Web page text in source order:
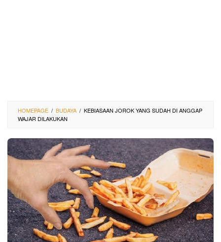
HOMEPAGE / BUDAYA / KEBIASAAN JOROK YANG SUDAH DI ANGGAP
WAJAR DILAKUKAN